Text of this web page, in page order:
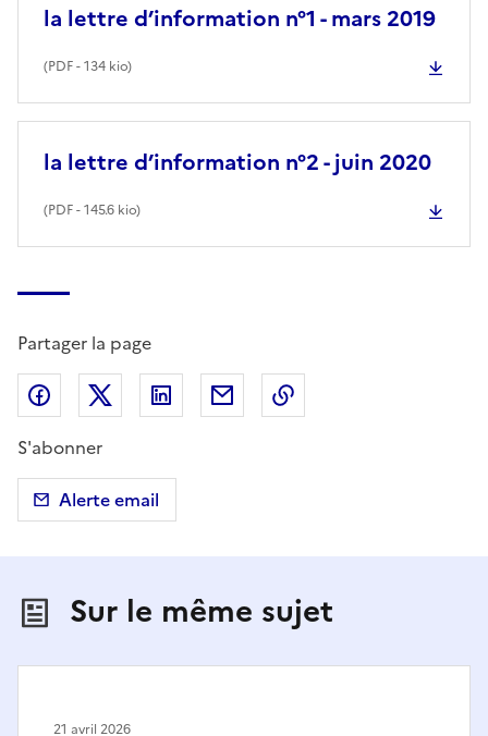
la lettre d’information n°1 - mars 2019
(PDF- 134 kio)
la lettre d’information n°2 - juin 2020
(PDF- 145.6 kio)
Partager la page
Partager sur Facebook
Partager sur X (anciennement Twitter)
Partager sur LinkedIn
Partager par email
S'abonner
Alerte email
Sur le même sujet
21 avril 2026